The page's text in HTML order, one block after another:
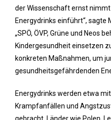
der Wissenschaft ernst
Energydrinks einführt“, sagte
„SPÖ, ÖVP, Grüne und Neos
Kindergesundheit einsetzen
konkreten Maßnahmen, um
gesundheitsgefährdenden
Energydrinks werden etwa
Krampfanfällen und
gebracht. Länder wie Polen,